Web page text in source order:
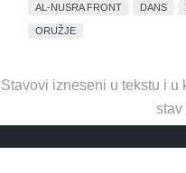
AL-NUSRA FRONT DANS
ORUŽJE
Stavovi izneseni u tekstu i u
stav